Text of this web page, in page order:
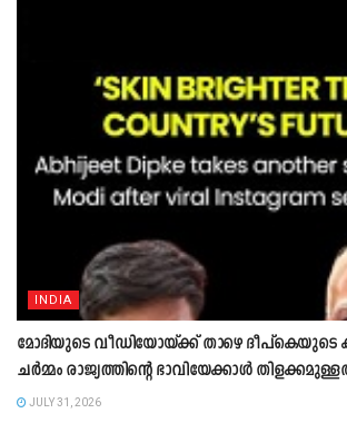
INDIA
മോദിയുടെ വീഡിയോയ്ക്ക് താഴെ ദീപ്കെയുടെ
ചർമ്മം രാജ്യത്തിന്റെ ഭാവിയേക്കാൾ
JULY 31, 2026